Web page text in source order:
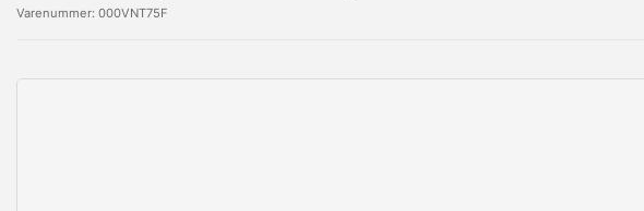
Varenummer: 000VNT75F